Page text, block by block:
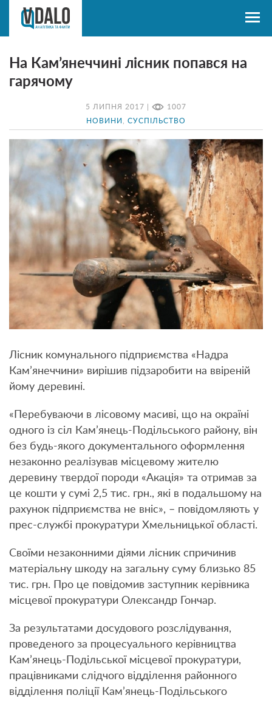
5 ЛИПНЯ 2017 | 1007
НОВИНИ СУСПІЛЬСТВО
На Кам’янеччині лісник попався на
гарячому
Лісник комунального підприємства «Надра
Кам’янеччини» вирішив підзаробити на ввіреній
йому деревині.
«Перебуваючи в лісовому масиві, що на окраїні
одного із сіл Кам’янець-Подільського району, він
без будь-якого документального оформлення
незаконно реалізував місцевому жителю
деревину твердої породи «Акація» та отримав за
це кошти у сумі 2,5 тис. грн., які в подальшому на
рахунок підприємства не вніс», – повідомляють у
прес-службі прокуратури Хмельницької області.
Своїми незаконними діями лісник спричинив
матеріальну шкоду на загальну суму близько 85
тис. грн. Про це повідомив заступник керівника
місцевої прокуратури Олександр Гончар.
За результатами досудового розслідування,
проведеного за процесуального керівництва
Кам’янець-Подільської місцевої прокуратури,
працівниками слідчого відділення районного
відділення поліції Кам’янець-Подільського